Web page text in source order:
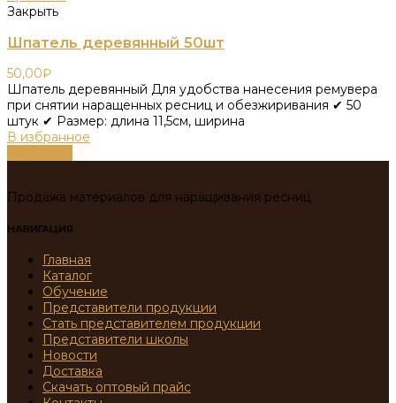
Закрыть
Шпатель деревянный 50шт
50,00₽
Шпатель деревянный Для удобства нанесения ремувера
при снятии наращенных ресниц и обезжиривания ✔ 50
штук ✔ Размер: длина 11,5см, ширина
В избранное
Продажа материалов для наращивания ресниц
НАВИГАЦИЯ
Главная
Каталог
Обучение
Представители продукции
Стать представителем продукции
Представители школы
Новости
Доставка
Скачать оптовый прайс